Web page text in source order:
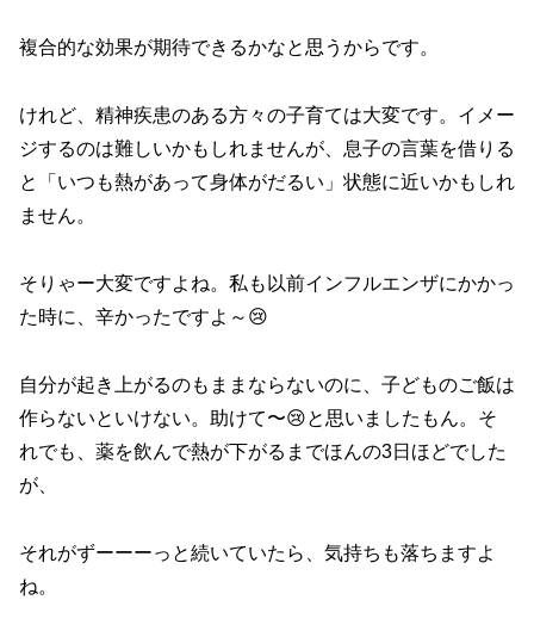
複合的な効果が期待できるかなと思うからです。
けれど、精神疾患のある方々の子育ては大変です。イメー
ジするのは難しいかもしれませんが、息子の言葉を借りる
と「いつも熱があって身体がだるい」状態に近いかもしれ
ません。
そりゃー大変ですよね。私も以前インフルエンザにかかっ
た時に、辛かったですよ～😢
自分が起き上がるのもままならないのに、子どものご飯は
作らないといけない。助けて〜😢と思いましたもん。そ
れでも、薬を飲んで熱が下がるまでほんの3日ほどでした
が、
それがずーーーっと続いていたら、気持ちも落ちますよ
ね。